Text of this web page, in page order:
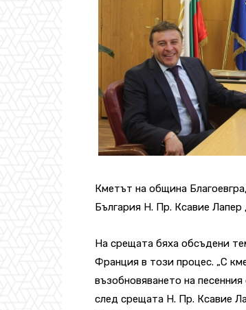
Кметът на община
България Н. Пр. Ксавие Лапер
На срещата бяха обсъдени
Франция в този процес. „С
възобновяването на
след срещата Н. Пр. Ксавие